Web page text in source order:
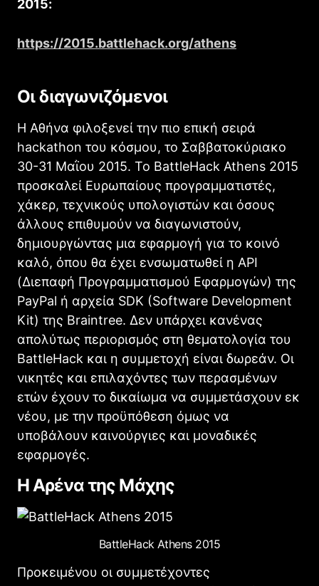
2015:
https://2015.battlehack.org/athens
Οι διαγωνιζόμενοι
Η Αθήνα φιλοξενεί την πιο επική σειρά
hackathon του κόσμου, το Σαββατοκύριακο
30-31 Μαῒου 2015. Το BattleHack Athens 2015
προσκαλεί Ευρωπαίους προγραμματιστές,
χάκερ, τεχνικούς υπολογιστών και όσους
άλλους επιθυμούν να διαγωνιστούν,
δημιουργώντας μια εφαρμογή για το κοινό
καλό, όπου θα έχει ενσωματωθεί η API
(Διεπαφή Προγραμματισμού Εφαρμογών) της
PayPal ή αρχεία SDK (Software Development
Kit) της Braintree. Δεν υπάρχει κανένας
απολύτως περιορισμός στη θεματολογία του
BattleHack και η συμμετοχή είναι δωρεάν. Οι
νικητές και επιλαχόντες των περασμένων
ετών έχουν το δικαίωμα να συμμετάσχουν εκ
νέου, με την προϋπόθεση όμως να
υποβάλουν καινούργιες και μοναδικές
εφαρμογές.
Η Αρένα της Μάχης
BattleHack Athens 2015
Προκειμένου οι συμμετέχοντες